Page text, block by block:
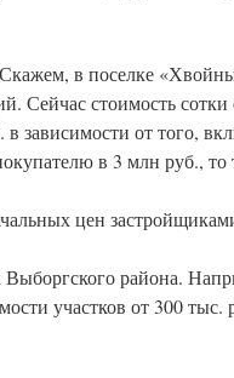
в поселке
Сейчас стоимость сотки
зависимости от того,
в 3 млн руб., то
цен
района.
участков от 300 тыс.